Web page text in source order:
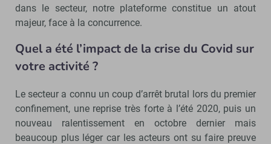
dans le secteur, notre plateforme constitue un atout
majeur, face à la concurrence.
Quel a été l’impact de la crise du Covid sur
votre activité ?
Le secteur a connu un coup d’arrêt brutal lors du premier
confinement, une reprise très forte à l’été 2020, puis un
nouveau ralentissement en octobre dernier mais
beaucoup plus léger car les acteurs ont su faire preuve